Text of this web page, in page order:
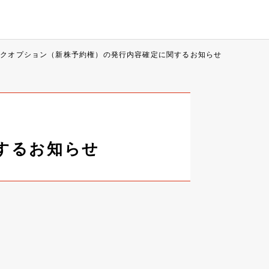
オプション（新株予約権）の発行内容確定に関するお知らせ
るお知らせ